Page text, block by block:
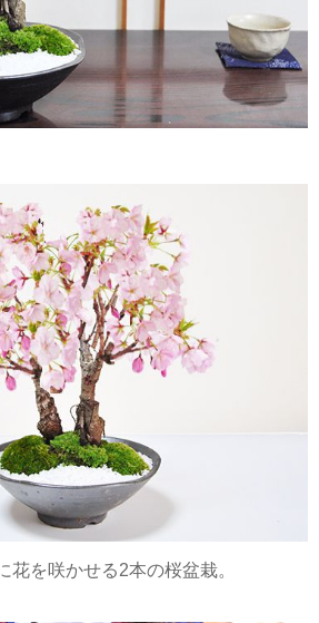
たくて挑戦してみました。盆栽
育てられるか不安もあります
かせられるように楽しみにお世
す。
こんな時だから、気分転換にで
友人宅へ贈りました。届いたと
きくらいだったようで、少しず
楽しんでもらえたようです。
で問い合わせた時も、色々と教
でしたが安心して購入できまし
山あるようなので、今後もチェ
と思います。
れいちゃん 2020/04/27
花を咲かせる2本の桜盆栽。